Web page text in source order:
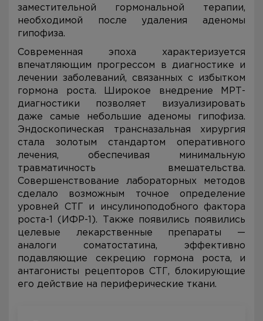
заместительной гормональной терапии,
необходимой после удаления аденомы
гипофиза.
Современная эпоха характеризуется
впечатляющим прогрессом в диагностике и
лечении заболеваний, связанных с избытком
гормона роста. Широкое внедрение МРТ-
диагностики позволяет визуализировать
даже самые небольшие аденомы гипофиза.
Эндоскопическая трансназальная хирургия
стала золотым стандартом оперативного
лечения, обеспечивая минимальную
травматичность вмешательства.
Совершенствование лабораторных методов
сделало возможным точное определение
уровней СТГ и инсулиноподобного фактора
роста-1 (ИФР-1). Также появились появились
целевые лекарственные препараты —
аналоги соматостатина, эффективно
подавляющие секрецию гормона роста, и
антагонисты рецепторов СТГ, блокирующие
его действие на периферические ткани.